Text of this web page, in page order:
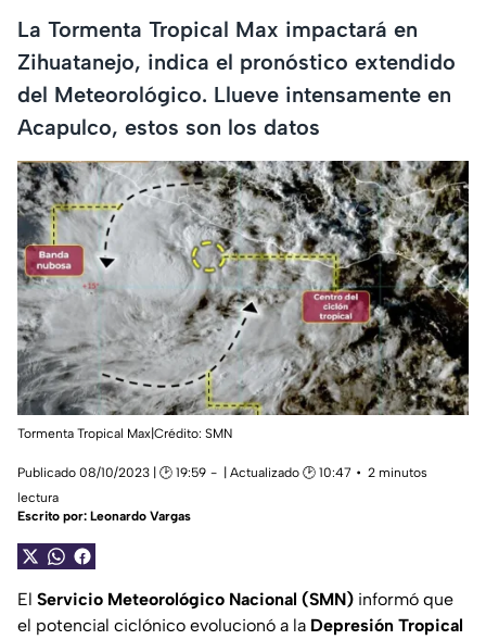
La Tormenta Tropical Max impactará en
Zihuatanejo, indica el pronóstico extendido
del Meteorológico. Llueve intensamente en
Acapulco, estos son los datos
Tormenta Tropical Max|Crédito: SMN
Publicado 08/10/2023 | 🕑 19:59 | Actualizado 🕑 10:47
2 minutos
lectura
Escrito por: Leonardo Vargas
El Servicio Meteorológico Nacional (SMN) informó que
el potencial ciclónico evolucionó a la Depresión Tropical